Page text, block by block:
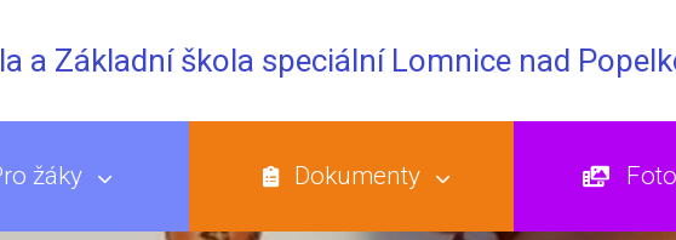
a Základní škola speciální Lomnice nad
žáky Dokumenty